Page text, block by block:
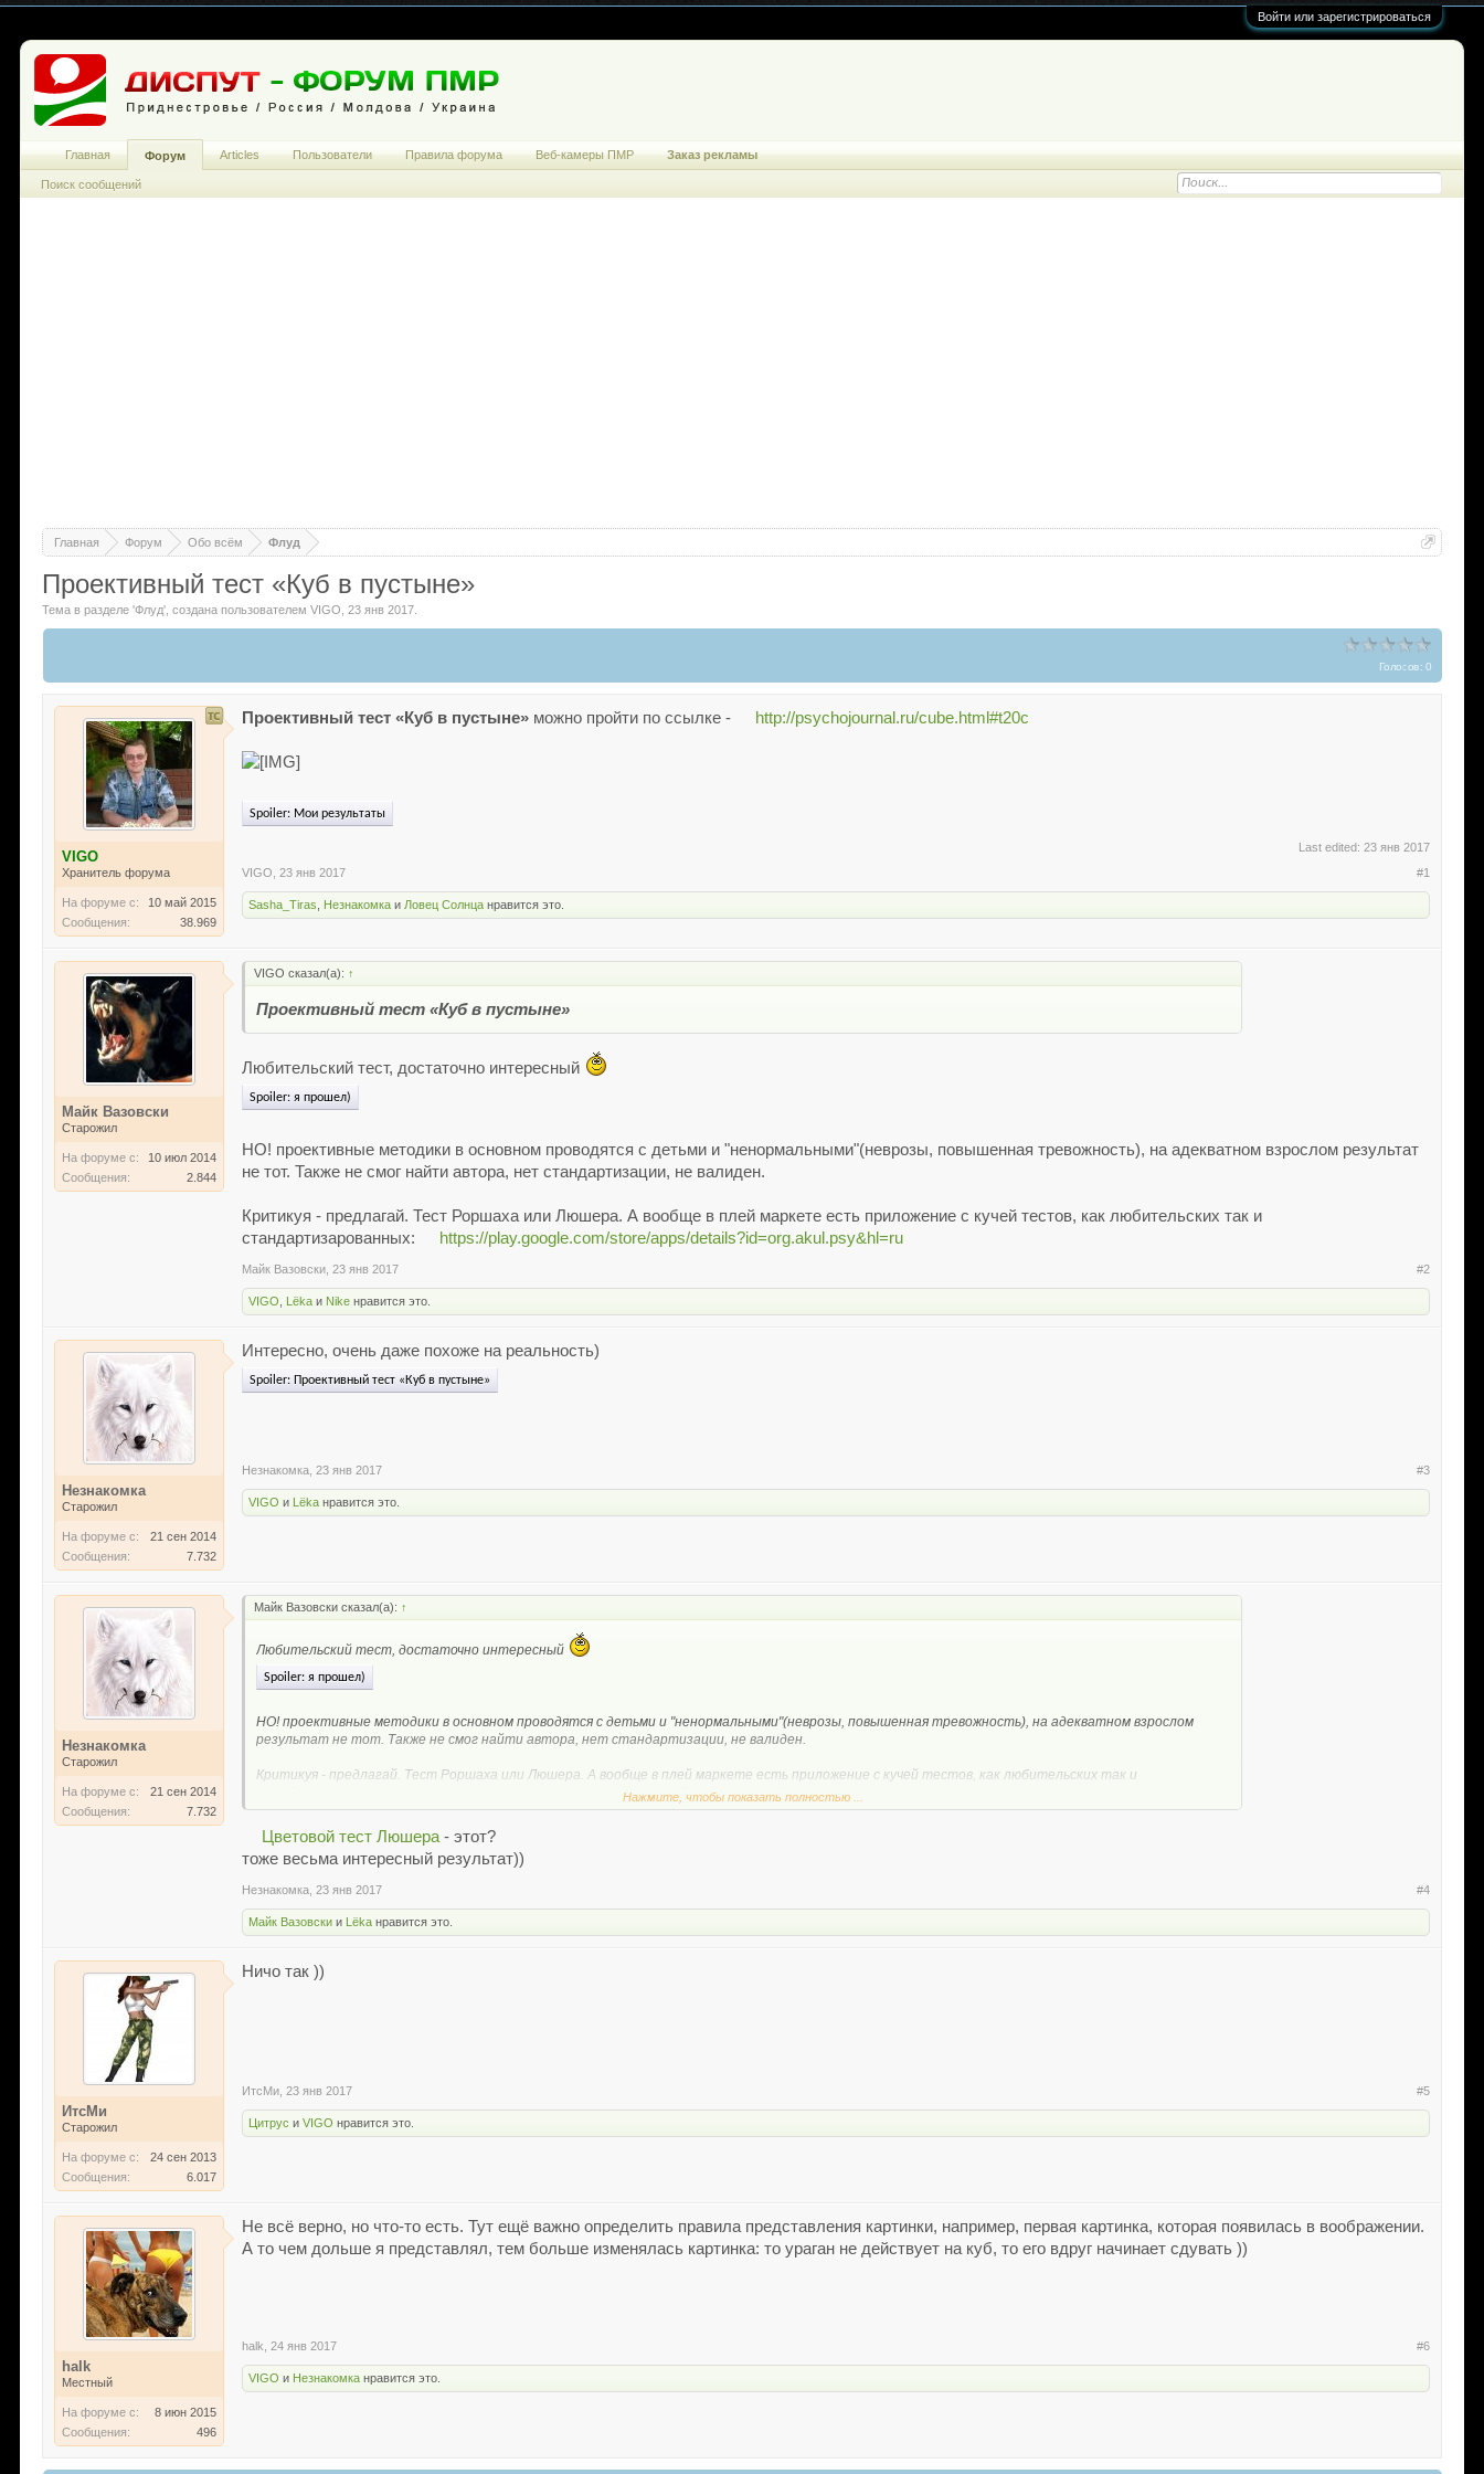
Войти или зарегистрироваться
Главная Форум Обо всём Флуд
Проективный тест «Куб в пустыне»
Тема в разделе 'Флуд' , создана пользователемVIGO ,23 янв 2017
Голосов: 0
VIGO
Хранитель форума
На форуме с:
10 май 2015
Сообщения:
38.969
Проективный тест «Куб в пустыне» можно пройти по ссылке - http://psychojournal.ru/cube.html#t20c
Spoiler: Мои результаты
Last edited: 23 янв 2017
VIGO
23 янв 2017 #1
Sasha_Tiras Незнакомка и Ловец Солнца нравится это.
Майк Вазовски
Старожил
На форуме с:
10 июл 2014
Сообщения:
2.844
VIGO сказал(а): ↑
Проективный тест «Куб в пустыне»
Любительский тест, достаточно интересный
Spoiler:я прошел)
НО! проективные методики в основном проводятся с детьми и "ненормальными"(неврозы, повышенная тревожность), на адекватном взрослом результат
не тот. Также не смог найти автора, нет стандартизации, не валиден.
Критикуя - предлагай. Тест Роршаха или Люшера. А вообще в плей маркете есть приложение с кучей тестов, как любительских так и
стандартизарованных:
https://play.google.com/store/apps/details?id=org.akul.psy&hl=ru
Майк Вазовски 23 янв 2017 #2
VIGO Lёka и Nike нравится это.
Незнакомка
Старожил
На форуме с:
21 сен 2014
Сообщения:
7.732
Интересно, очень даже похоже на реальность)
Spoiler: Проективный тест «Куб в пустыне»
Незнакомка 23 янв 2017 #3
VIGO и Lёka нравится это.
Незнакомка
Старожил
На форуме с:
21 сен 2014
Сообщения:
7.732
Майк Вазовски сказал(а): ↑
Любительский тест, достаточно интересный
Spoiler:я прошел)
НО! проективные методики в основном проводятся с детьми и "ненормальными"(неврозы, повышенная тревожность), на адекватном взрослом
результат не тот. Также не смог найти автора, нет стандартизации, не валиден.
Критикуя - предлагай. Тест Роршаха или Люшера. А вообще в плей маркете есть приложение с кучей тестов, как любительских так и
https://play.google.com/store/apps/details?id=org.akul.psy&hl=ru
Нажмите, чтобы показать полностью ...
Цветовой тест Люшера- этот?
тоже весьма интересный результат))
Незнакомка 23 янв 2017 #4
Майк Вазовски и Lёka нравится это.
ИтсМи
Старожил
На форуме с:
24 сен 2013
Сообщения:
6.017
Ничо так ))
ИтсМи 23 янв 2017 #5
Цитрус иVIGO нравится это.
halk
Местный
На форуме с:
8 июн 2015
Сообщения:
496
Не всё верно, но что-то есть. Тут ещё важно определить правила представления картинки, например, первая картинка, которая появилась в воображении.
А то чем дольше я представлял, тем больше изменялась картинка: то ураган не действует на куб, то его вдруг начинает сдувать ))
halk 24 янв 2017 #6
VIGO и Незнакомка нравится это.
Главная Форум
Поиск сообщений
Articles Пользователи Правила форума Веб-камеры ПМР Заказ рекламы